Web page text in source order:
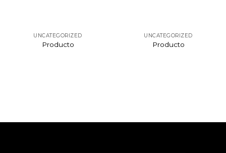
UNCATEGORIZED
Producto
UNCATEGORIZED
Producto